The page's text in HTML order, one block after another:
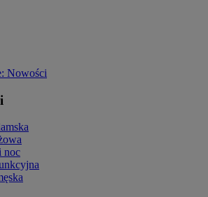
Nowości
noc